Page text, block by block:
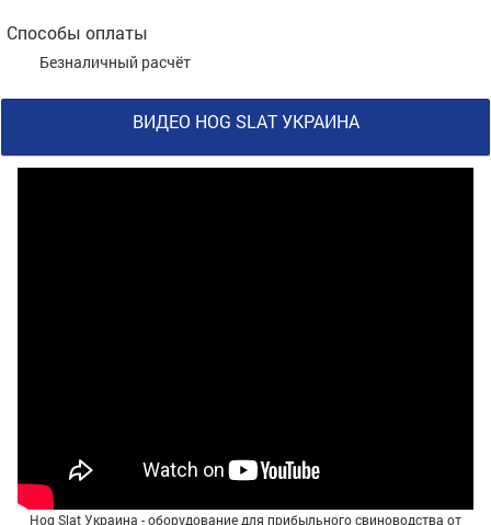
Способы оплаты
Безналичный расчёт
ВИДЕО HOG SLAT УКРАИНА
Hog Slat Украина - оборудование для прибыльного свиноводства от